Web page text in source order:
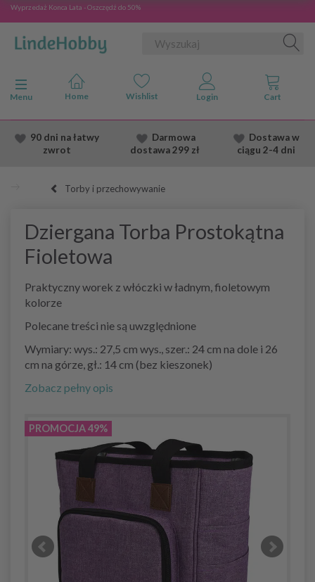
Wyprzedaż Konca Lata - Oszczędź do 50%
Przełącz nawigację
Menu
90 dni na łatwy
zwrot
Darmowa
dostawa299 zł
Dostawaw
ciągu 2-4 dni
Torby i przechowywanie
Dziergana Torba Prostokątna
Fioletowa
Praktyczny worek z włóczki w ładnym, fioletowym
kolorze
Polecane treści nie są uwzględnione
Wymiary: wys.: 27,5 cm wys., szer.: 24 cm na dole i 26
cm na górze, gł.: 14 cm (bez kieszonek)
Zobacz pełny opis
PROMOCJA 49%